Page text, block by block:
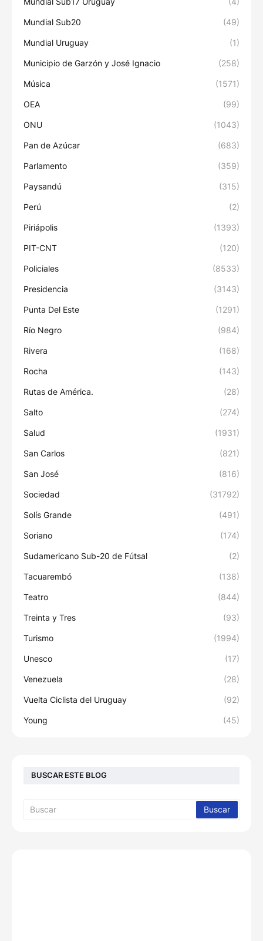
Mundial Sub20 (49)
Mundial Uruguay (1)
Municipio de Garzón y José Ignacio (258)
Música (1571)
OEA (99)
ONU (1043)
Pan de Azúcar (683)
Parlamento (359)
Paysandú (315)
Perú (2)
Piriápolis (1393)
PIT-CNT (120)
Policiales (8533)
Presidencia (3143)
Punta Del Este (1291)
Río Negro (984)
Rivera (168)
Rocha (143)
Rutas de América. (28)
Salto (274)
Salud (1931)
San Carlos (821)
San José (816)
Sociedad (31792)
Solís Grande (491)
Soriano (174)
Sudamericano Sub-20 de Fútsal (2)
Tacuarembó (138)
Teatro (844)
Treinta y Tres (93)
Turismo (1994)
Unesco (17)
Venezuela (28)
Vuelta Ciclista del Uruguay (92)
Young (45)
BUSCAR ESTE BLOG